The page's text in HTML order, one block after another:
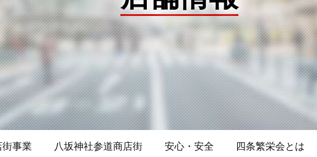
街事業 八坂神社参道商店街 安心・安全 四条繁栄会とは